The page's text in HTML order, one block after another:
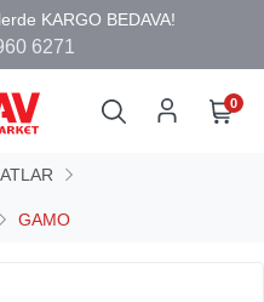
6271
0
GAMO